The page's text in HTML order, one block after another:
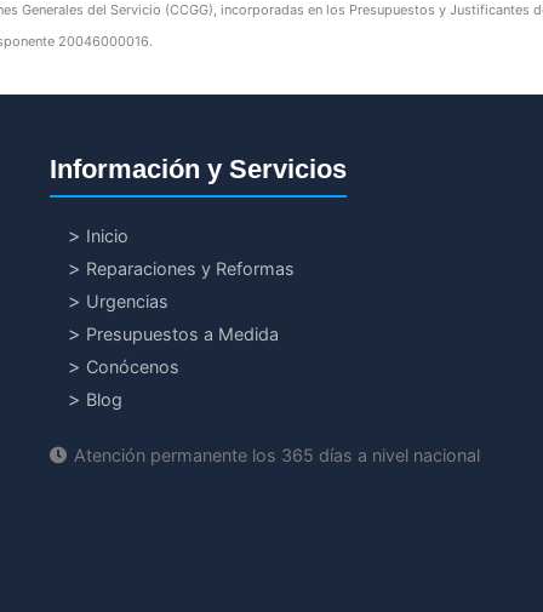
Generales del Servicio (CCGG), incorporadas en los Presupuestos y
20046000016.
Información y Servicios
Inicio
Reparaciones y Reformas
Urgencias
Presupuestos a Medida
Conócenos
Blog
Atención permanente los 365 días a nivel nacional